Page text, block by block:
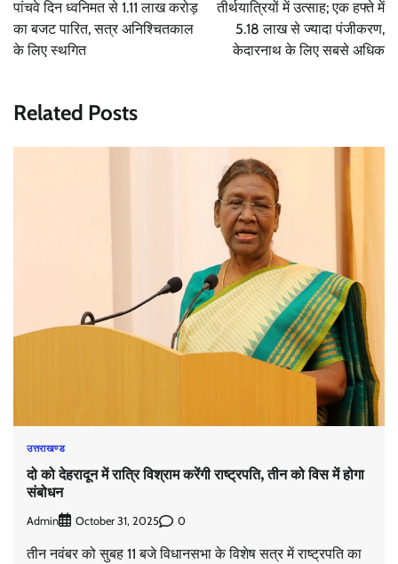
पांचवे दिन ध्वनिमत से 1.11 लाख करोड़
का बजट पारित, सत्र अनिश्चितकाल
के लिए स्थगित
तीर्थयात्रियों में उत्साह; एक हफ्ते में
5.18 लाख से ज्यादा पंजीकरण,
केदारनाथ के लिए सबसे अधिक
Related Posts
उत्तराखण्ड
दो को देहरादून में रात्रि विश्राम करेंगी राष्ट्रपति, तीन को विस में होगा
संबोधन
Admin October 31, 2025 0
तीन नवंबर को सुबह 11 बजे विधानसभा के विशेष सत्र में राष्ट्रपति का